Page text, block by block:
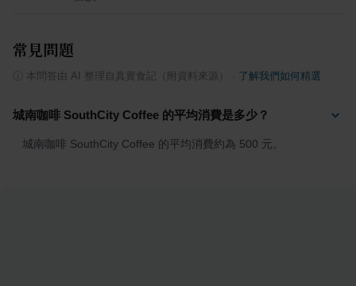
常見問題
本問答由 AI 整理自真實食記（附資料來源） 了解我們如何精選
城南咖啡 SouthCity Coffee 的平均消費是多少？
城南咖啡 SouthCity Coffee 的平均消費約為 500 元。